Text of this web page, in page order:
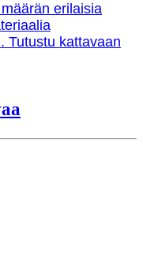
erilaisia
Tutustu kattavaan